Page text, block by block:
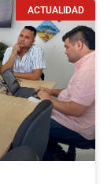
ACTUALIDAD